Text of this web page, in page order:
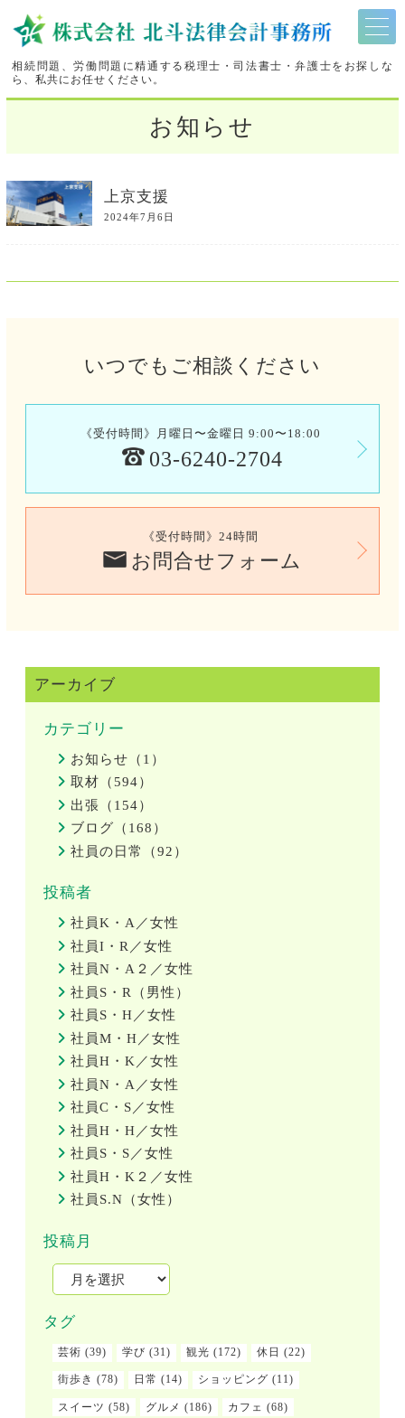
相続問題、労働問題に精通する税理士・司法書士・弁護士をお探しな
ら、私共にお任せください。
お知らせ
上京支援
2024年7月6日
いつでもご相談ください
《受付時間》月曜日〜金曜日 9:00〜18:00
03-6240-2704
《受付時間》24時間
お問合せフォーム
アーカイブ
カテゴリー
お知らせ（1）
取材（594）
出張（154）
ブログ（168）
社員の日常（92）
投稿者
社員K・A／女性
社員I・R／女性
社員N・A２／女性
社員S・R（男性）
社員S・H／女性
社員M・H／女性
社員H・K／女性
社員N・A／女性
社員C・S／女性
社員H・H／女性
社員S・S／女性
社員H・K２／女性
社員S.N（女性）
投稿月
タグ
芸術 (39) 学び (31) 観光 (172) 休日 (22)
街歩き (78) 日常 (14) ショッピング (11)
スイーツ (58) グルメ (186) カフェ (68)